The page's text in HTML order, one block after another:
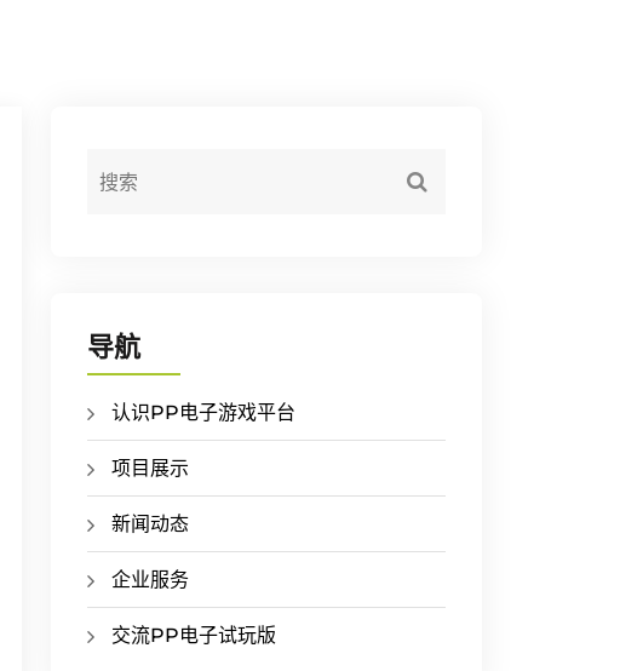
导航
认识PP电子游戏平台
项目展示
新闻动态
企业服务
交流PP电子试玩版